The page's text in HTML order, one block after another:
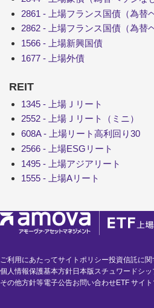
2861 - 上場フランス国債（為替
2862 - 上場フランス国債（為替
1566 - 上場新興国債
1677 - 上場外債
REIT
1345 - 上場Ｊリート
2552 - 上場Ｊリート（ミニ）
608A - 上場リート高利回り30
2566 - 上場ESGリート
1495 - 上場アジアリート
1555 - 上場Aリート
ご利用にあたってサイトポリシー投資信託に
個人情報保護基本方針日本版スチュワードシ
その他方針等電子公告お問い合わせETF サイ